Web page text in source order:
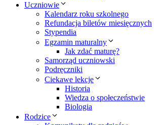
Uczniowie
Kalendarz roku szkolnego
Refundacja biletów miesięcznych
Stypendia
Egzamin maturalny
Jak zdać maturę?
Samorząd uczniowski
Podręczniki
Ciekawe lekcje
Historia
Wiedza o społeczeństwie
Biologia
Rodzice